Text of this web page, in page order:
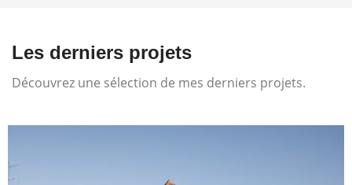
Les derniers projets
Découvrez une sélection de mes derniers projets.